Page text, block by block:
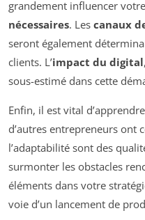
grandement influencer
nécessaires. Les canaux
seront également
clients. L’impact du digital
sous-estimé dans cette
Enfin, il est vital
d’autres entrepreneurs ont
l’adaptabilité sont des
surmonter les obstacles
éléments dans votre
voie d’un lancement de